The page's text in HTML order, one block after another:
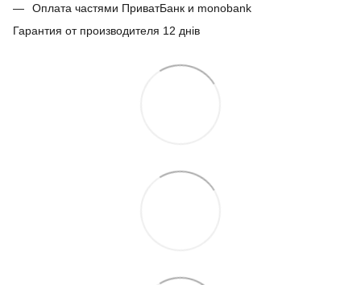
Оплата частями ПриватБанк и monobank
Гарантия от производителя 12 днів